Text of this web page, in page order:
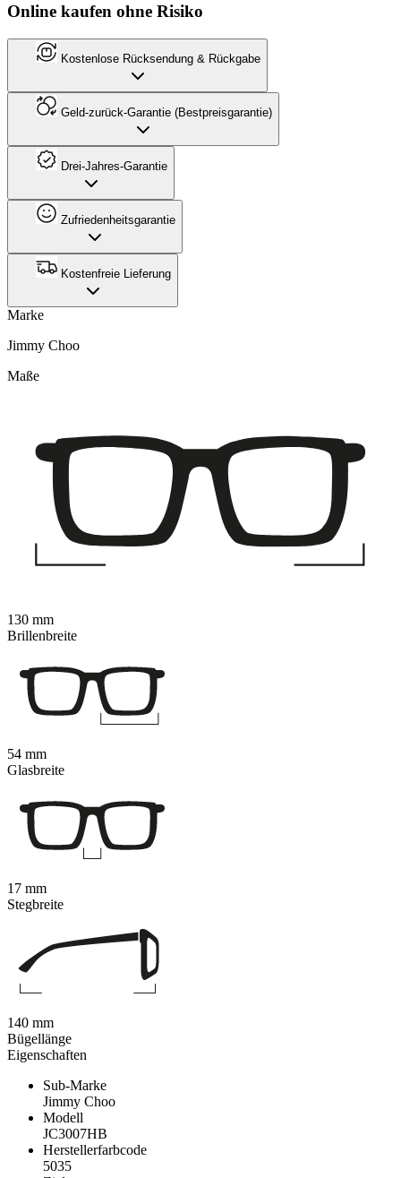
Online kaufen ohne Risiko
Kostenlose Rücksendung & Rückgabe
Geld-zurück-Garantie (Bestpreisgarantie)
Drei-Jahres-Garantie
Zufriedenheitsgarantie
Kostenfreie Lieferung
Marke
Jimmy Choo
Eigenschaften
Sub-Marke
Jimmy Choo
Modell
JC3007HB
Herstellerfarbcode
5035
Maße
130 mm
Brillenbreite
54 mm
Glasbreite
17 mm
Stegbreite
140 mm
Bügellänge